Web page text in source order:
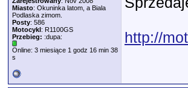
Miasto: Okuninka latom, a Biala
Podlaska zimom.
Posty: 586
Motocykl: R1100GS
Przebieg: :dupa:
Online: 3 miesiące 1 godz 16 min 38
s
http://